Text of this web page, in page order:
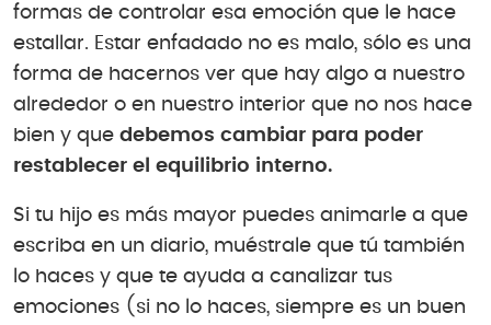
formas de controlar esa emoción que le hace
estallar. Estar enfadado no es malo, sólo es una
forma de hacernos ver que hay algo a nuestro
alrededor o en nuestro interior que no nos hace
bien y que debemos cambiar para poder
restablecer el equilibrio interno.
Si tu hijo es más mayor puedes animarle a que
escriba en un diario, muéstrale que tú también
lo haces y que te ayuda a canalizar tus
emociones (si no lo haces, siempre es un buen